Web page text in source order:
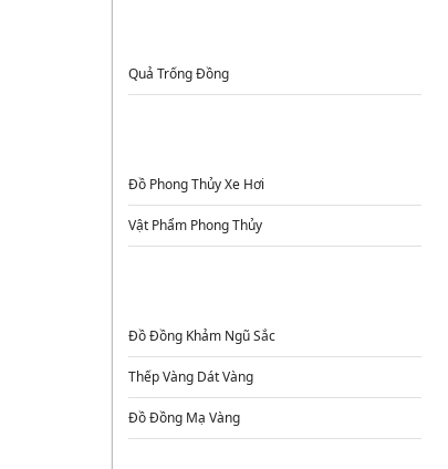
Quả Trống Đồng
Đồ Phong Thủy Xe Hơi
Vật Phẩm Phong Thủy
Đồ Đồng Khảm Ngũ Sắc
Thếp Vàng Dát Vàng
Đồ Đồng Mạ Vàng